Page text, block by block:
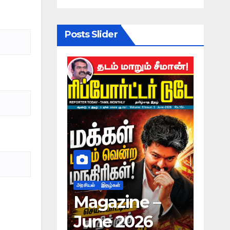
Posts Slider
Magazine –
June 2026
அரசியல் இதழ்கள்
Magazine –
May 2026